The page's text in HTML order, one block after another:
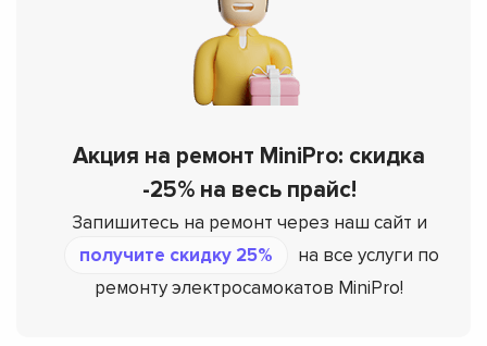
Акция на ремонт MiniPro: скидка
-25% на весь прайс!
Запишитесь на ремонт через наш сайт и
получите скидку 25%
на все услуги по
ремонту электросамокатов MiniPro!